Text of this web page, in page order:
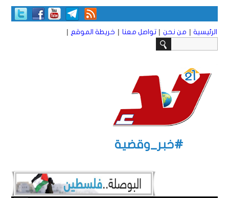
الرئيسية | من نحن | تواصل معنا | خريطة الموقع |
#خبر_وقضية